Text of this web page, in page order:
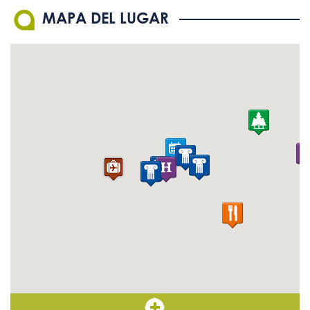
Ascensor con botones en
Braille
Sí
El personal conoce la
Lengua de Signos Española
MAPA DEL LUGAR